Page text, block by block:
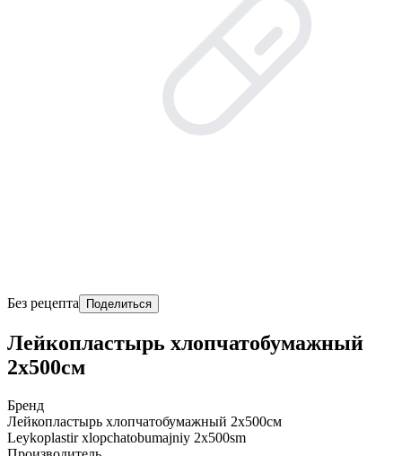
Без рецепта Поделиться
Лейкопластырь хлопчатобумажный
2х500см
Бренд
Лейкопластырь хлопчатобумажный 2х500см
Leykoplastir xlopchatobumajniy 2x500sm